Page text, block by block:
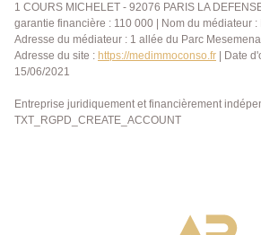
ainsi qu'un WC indépendant. Le rez-
une chambre supplémentaire, une
WC, un bureau ou salon TV avec
directement sur la terrasse, une
bricolage. Une maison familiale pleine
offrant de beaux volumes et un cadre
1 COURS MICHELET - 92076 PARIS LA
garantie financière : 110 000 | Nom du médiateur :
Adresse du médiateur : 1 allée du Parc Mesemena
Adresse du site : https://medimmoconso.fr | Date
15/06/2021
Entreprise juridiquement et financièrement
TXT_RGPD_CREATE_ACCOUNT